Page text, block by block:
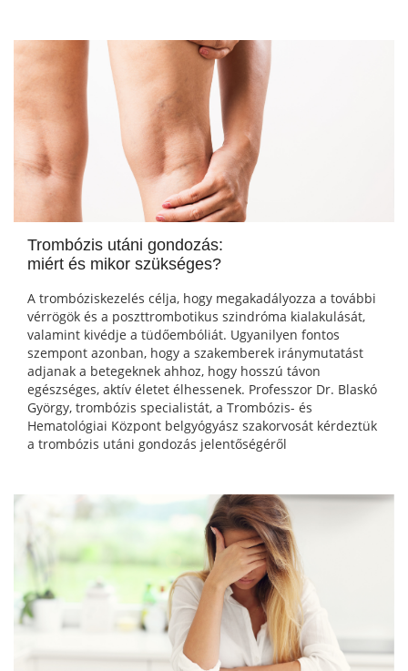
Trombózis utáni gondozás:
miért és mikor szükséges?
A trombóziskezelés célja, hogy megakadályozza a további
vérrögök és a poszttrombotikus szindróma kialakulását,
valamint kivédje a tüdőembóliát. Ugyanilyen fontos
szempont azonban, hogy a szakemberek iránymutatást
adjanak a betegeknek ahhoz, hogy hosszú távon
egészséges, aktív életet élhessenek. Professzor Dr. Blaskó
György, trombózis specialistát, a Trombózis- és
Hematológiai Központ belgyógyász szakorvosát kérdeztük
a trombózis utáni gondozás jelentőségéről